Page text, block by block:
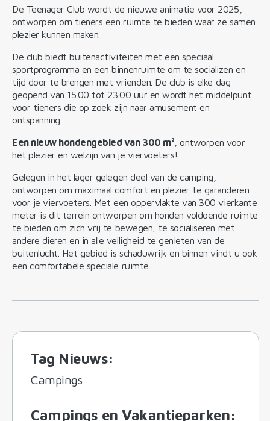
De Teenager Club wordt de nieuwe animatie voor 2025,
ontworpen om tieners een ruimte te bieden waar ze samen
plezier kunnen maken.
De club biedt buitenactiviteiten met een speciaal
sportprogramma en een binnenruimte om te socializen en
tijd door te brengen met vrienden. De club is elke dag
geopend van 15.00 tot 23.00 uur en wordt het middelpunt
voor tieners die op zoek zijn naar amusement en
ontspanning.
Een nieuw hondengebied van 300 m² , ontworpen voor
het plezier en welzijn van je viervoeters!
Gelegen in het lager gelegen deel van de camping,
ontworpen om maximaal comfort en plezier te garanderen
voor je viervoeters. Met een oppervlakte van 300 vierkante
meter is dit terrein ontworpen om honden voldoende ruimte
te bieden om zich vrij te bewegen, te socialiseren met
andere dieren en in alle veiligheid te genieten van de
buitenlucht. Het gebied is schaduwrijk en binnen vindt u ook
een comfortabele speciale ruimte.
Tag Nieuws:
Campings
Campings en Vakantieparken: